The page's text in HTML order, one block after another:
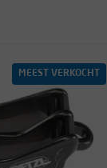
goedkoop en
MEEST VERKOCHT